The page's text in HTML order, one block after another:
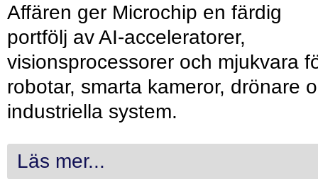
Affären ger Microchip en färdig
portfölj av AI-acceleratorer,
visionsprocessorer och mjukvara
robotar, smarta kameror, drönare
industriella system.
Läs mer...